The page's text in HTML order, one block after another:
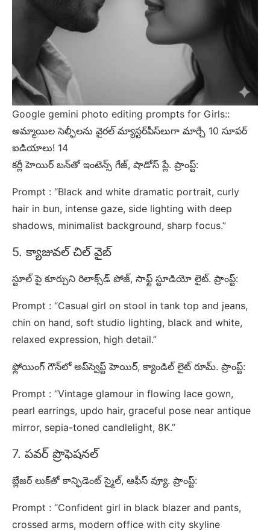
Google gemini photo editing prompts for Girls::
అమ్మాయిల సెల్ఫీలను వైరల్ మ్యాస్టర్‌పీస్‌లుగా మార్చే 10 సూపర్
ఐడియాలు! 14
కర్లీ హెయిర్ బన్‌తో ఇంటెన్స్ గేజ్, షాడోస్ ప్లే. ప్రాంప్ట్:
Prompt : “Black and white dramatic portrait, curly
hair in bun, intense gaze, side lighting with deep
shadows, minimalist background, sharp focus.”
5. క్యాజువల్ చిల్ వైబ్
స్టూల్ పై కూర్చుని రిలాక్స్‌డ్ పోజ్, సాఫ్ట్ స్టూడియో లైట్. ప్రాంప్ట్:
Prompt : “Casual girl on stool in tank top and jeans,
chin on hand, soft studio lighting, black and white,
relaxed expression, high detail.”
ఫ్లోయింగ్ గౌన్‌లో అప్‌స్వెప్ట్ హెయిర్, క్యాండిల్ లైట్ రూమ్. ప్రాంప్ట్:
Prompt : “Vintage glamour in flowing lace gown,
pearl earrings, updo hair, graceful pose near antique
mirror, sepia-toned candlelight, 8K.”
7. పవర్ ప్రొఫెషనల్
బ్లేజర్ లుక్‌తో కాన్ఫిడెంట్ స్మైల్, ఆఫీస్ వ్యూ. ప్రాంప్ట్:
Prompt : “Confident girl in black blazer and pants,
crossed arms, modern office with city skyline